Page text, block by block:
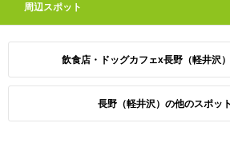
周辺スポット
飲食店・ドッグカフェx長野（軽井沢
長野（軽井沢）の他のスポッ